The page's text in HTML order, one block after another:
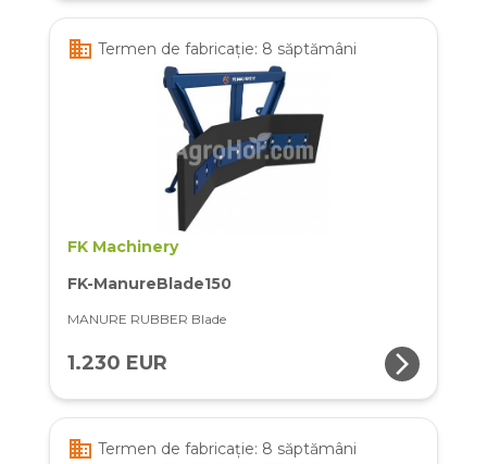
business Termen de fabricație: 8 săptămâni
FK Machinery
FK-ManureBlade150
MANURE RUBBER Blade
1.230 EUR arrow_forward_ios
business Termen de fabricație: 8 săptămâni